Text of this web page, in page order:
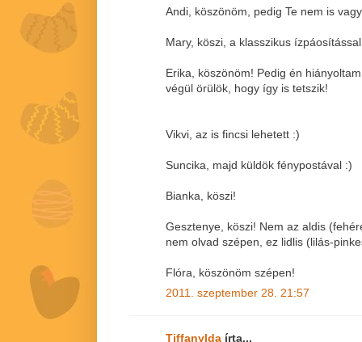
Andi, köszönöm, pedig Te nem is
Mary, köszi, a klasszikus
Erika, köszönöm! Pedig én
végül örülök, hogy így is tetszik!
Vikvi, az is fincsi lehetett :)
Suncika, majd küldök fénypostával :)
Bianka, köszi!
Gesztenye, köszi! Nem az aldis
nem olvad szépen, ez lidlis (lilás-
Flóra, köszönöm szépen!
2011. szeptember 28. 21:57
Tiffanylda írta...